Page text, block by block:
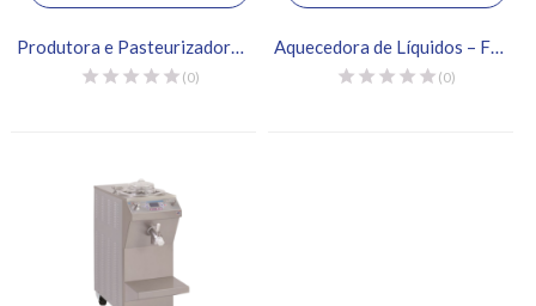
Produtora e Pasteurizadora de Gelato – Frigomat, Twin Chef 60 LCD
(0)
Aquecedora de Líquidos – Frigomat, Mix 8
(0)